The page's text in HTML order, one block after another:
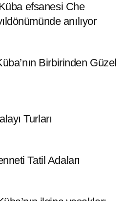
efsanesi Che
anılıyor
Birbirinden Güzel
Turları
Tatil Adaları